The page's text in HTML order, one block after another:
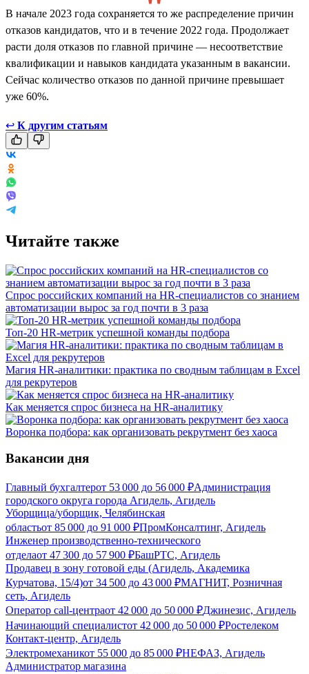
В начале 2023 года сохраняется то же распределение причин
отказов кандидатов, что и в течение 2022 года. Продолжает
расти доля отказов по главной причине — несоответствие
квалификации и навыков кандидата указанным в вакансии.
Сейчас количество отказов по данной причине превышает
уже 60%.
↩ К другим статьям
Читайте также
Спрос российских компаний на HR-специалистов со знанием
автоматизации вырос за год почти в 3 раза
Топ-20 HR-метрик успешной команды подбора
Магия HR-аналитики: практика по сводным таблицам в Excel
для рекрутеров
Как меняется спрос бизнеса на HR-аналитику
Воронка подбора: как организовать рекрутмент без хаоса
Вакансии дня
Главный бухгалтерот 53 000 до 56 000 ₽Администрация
городского округа города Агидель, Агидель
Уборщица/уборщик, Челябинская
областьот 85 000 до 91 000 ₽ПромКонсалтинг, Агидель
Инженер производственно-технического
отделаот 47 300 до 57 900 ₽БашРТС, Агидель
Продавец в зону готовой еды (Агидель, Академика
Курчатова, 15/4)от 34 500 до 43 000 ₽МАГНИТ, Розничная
сеть, Агидель
Оператор call-центраот 42 000 до 50 000 ₽Джинезис, Агидель
Начинающий специалистот 42 000 до 50 000 ₽Ростелеком
Контакт-центр, Агидель
Электромеханикот 55 000 до 85 000 ₽НЕФАЗ, Агидель
Администратор магазина